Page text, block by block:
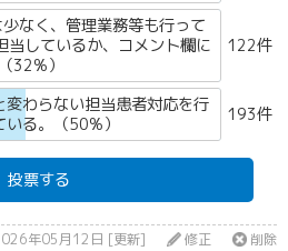
なく、管理業務等も行って
当しているか、コメント欄に
32%）
122件
わらない担当患者対応を行
る。（50%）
193件
投票する
年05月12日 [更新] 修正
削除